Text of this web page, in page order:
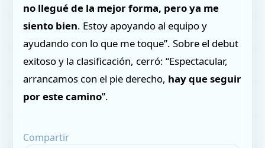
no llegué de la mejor forma, pero ya me
siento bien. Estoy apoyando al equipo y
ayudando con lo que me toque”. Sobre el debut
exitoso y la clasificación, cerró: “Espectacular,
arrancamos con el pie derecho, hay que seguir
por este camino”.
Compartir